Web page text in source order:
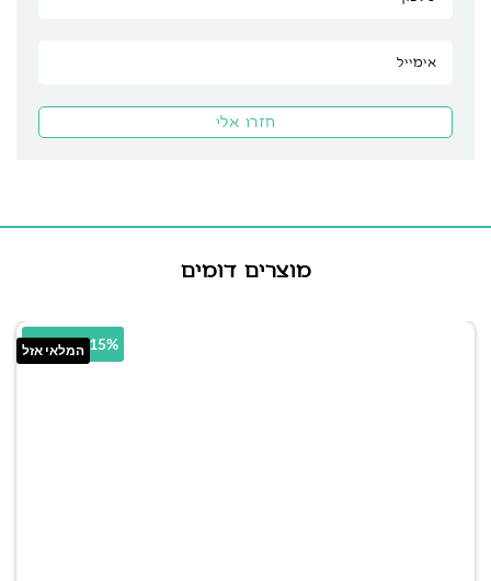
מוצרים דומים
המלאי אזל64.15% הנחה